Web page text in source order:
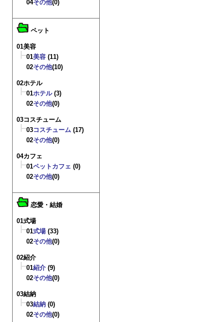
04その他(0)
ペット
01美容
01美容 (11)
02その他(10)
02ホテル
01ホテル(3)
02その他(0)
03コスチューム
03コスチューム (17)
02その他(0)
04カフェ
01ペットカフェ (0)
02その他(0)
恋愛・結婚
01式場
01式場(33)
02その他(0)
02紹介
01紹介 (9)
02その他(0)
03結納
03結納 (0)
02その他(0)